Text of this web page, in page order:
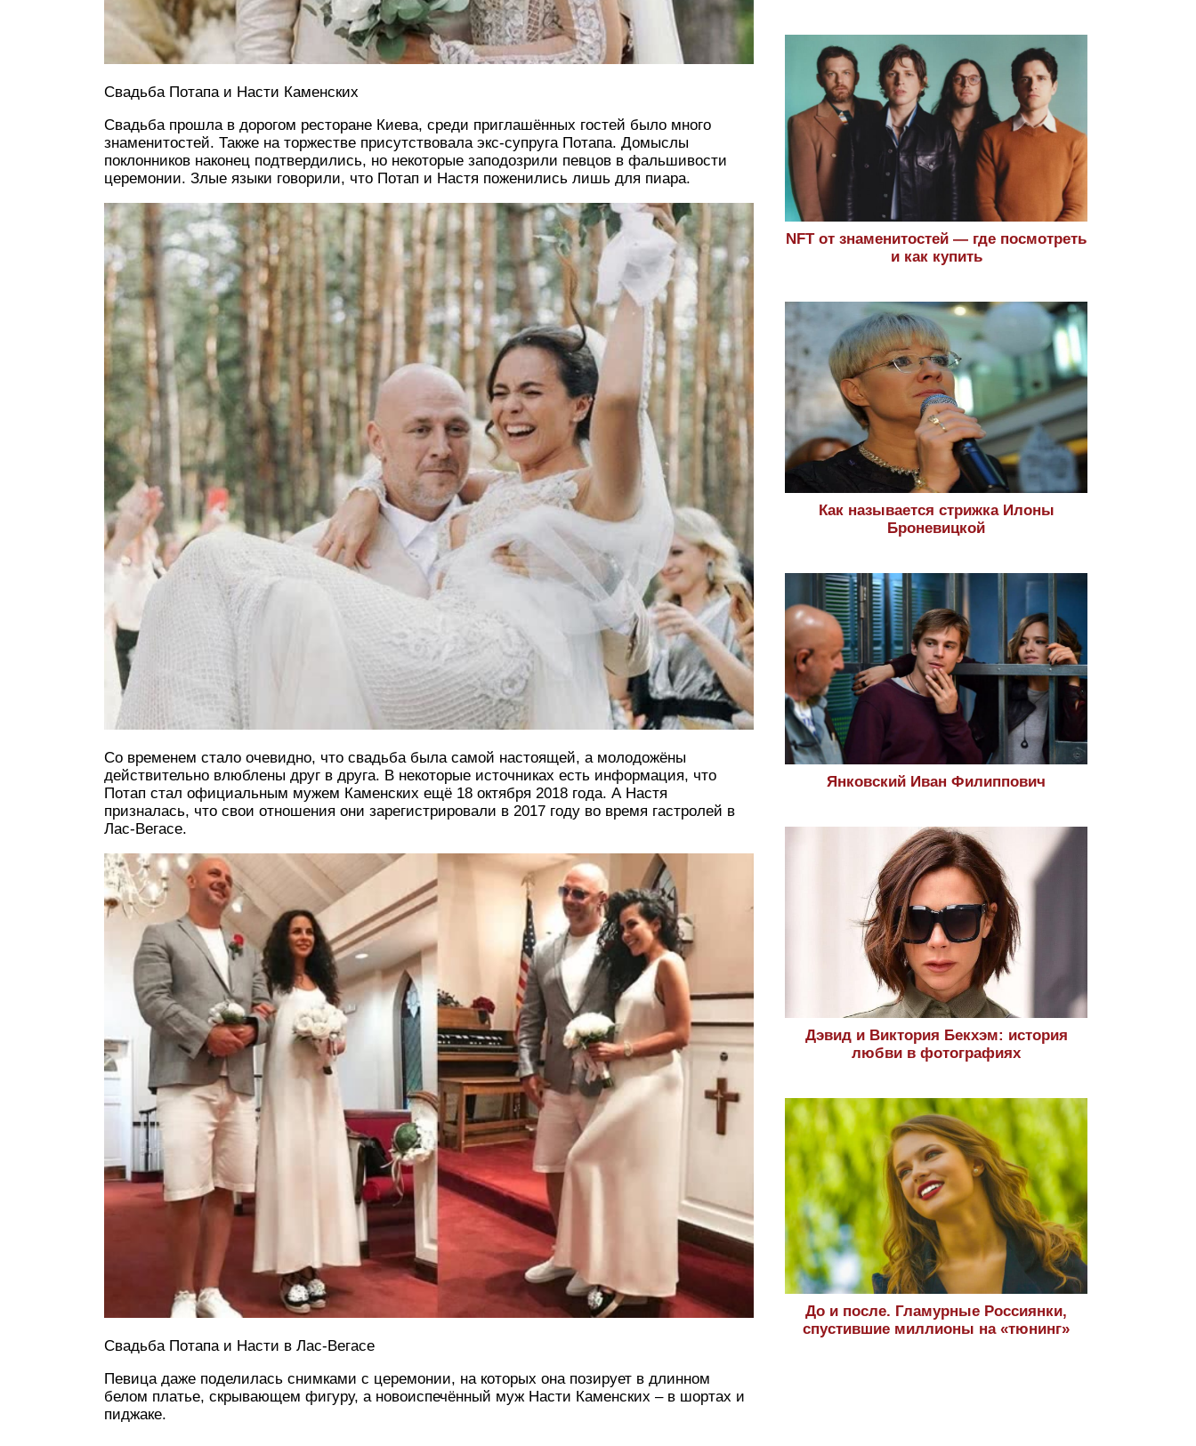
Свадьба Потапа и Насти Каменских
Свадьба прошла в дорогом ресторане Киева, среди приглашённых гостей было много
знаменитостей. Также на торжестве присутствовала экс-супруга Потапа. Домыслы
поклонников наконец подтвердились, но некоторые заподозрили певцов в фальшивости
церемонии. Злые языки говорили, что Потап и Настя поженились лишь для пиара.
Со временем стало очевидно, что свадьба была самой настоящей, а молодожёны
действительно влюблены друг в друга. В некоторые источниках есть информация, что
Потап стал официальным мужем Каменских ещё 18 октября 2018 года. А Настя
призналась, что свои отношения они зарегистрировали в 2017 году во время гастролей в
Лас-Вегасе.
Свадьба Потапа и Насти в Лас-Вегасе
Певица даже поделилась снимками с церемонии, на которых она позирует в длинном
белом платье, скрывающем фигуру, а новоиспечённый муж Насти Каменских – в шортах и
пиджаке.
NFT от знаменитостей — где посмотреть
и как купить
Как называется стрижка Илоны
Броневицкой
Янковский Иван Филиппович
Дэвид и Виктория Бекхэм: история
любви в фотографиях
До и после. Гламурные Россиянки,
спустившие миллионы на «тюнинг»